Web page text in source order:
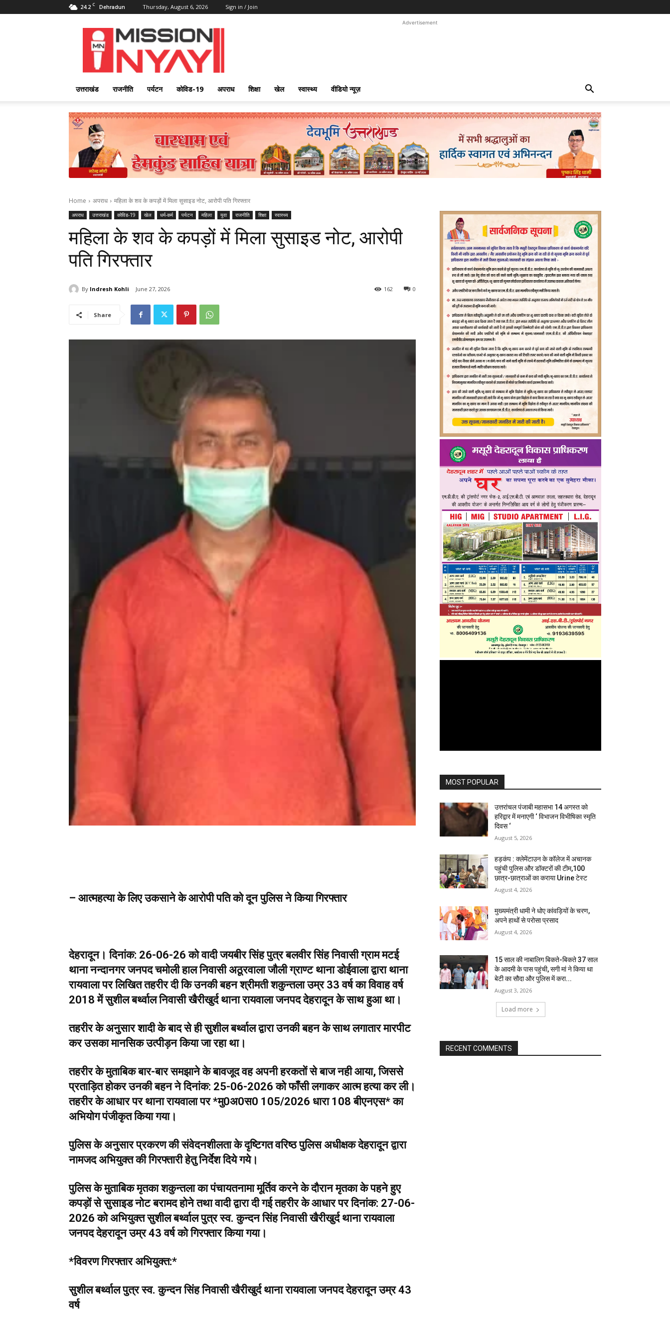
24.2 C Dehradun Thursday, August 6, 2026 Sign in / Join
Mission
Nyay
Advertisement
उत्तराखंड राजनीति पर्यटन कोविड-19 अपराध शिक्षा खेल स्वास्थ्य वीडियो न्यूज़
Home अपराध महिला के शव के कपड़ों में मिला सुसाइड नोट, आरोपी पति गिरफ्तार
अपराध उत्तराखंड कोविड-19 खेल धर्म-कर्म पर्यटन महिला युवा राजनीति शिक्षा स्वास्थ्य
महिला के शव के कपड़ों में मिला सुसाइड नोट, आरोपी
पति गिरफ्तार
By Indresh Kohli June 27, 2026 0
162
Share
– आत्महत्या के लिए उकसाने के आरोपी पति को दून पुलिस ने किया गिरफ्तार
देहरादून। दिनांक: 26-06-26 को वादी जयबीर सिंह पुत्र बलवीर सिंह निवासी ग्राम मटई
थाना नन्दानगर जनपद चमोली हाल निवासी अठूरवाला जौली ग्राण्ट थाना डोईवाला द्वारा थाना
रायवाला पर लिखित तहरीर दी कि उनकी बहन श्रीमती शकुन्तला उम्र 33 वर्ष का विवाह वर्ष
2018 में सुशील बर्थ्वाल निवासी खैरीखुर्द थाना रायवाला जनपद देहरादून के साथ हुआ था।
तहरीर के अनुसार शादी के बाद से ही सुशील बर्थ्वाल द्वारा उनकी बहन के साथ लगातार मारपीट
कर उसका मानसिक उत्पीड़न किया जा रहा था।
तहरीर के मुताबिक बार-बार समझाने के बावजूद वह अपनी हरकतों से बाज नही आया, जिससे
प्रताड़ित होकर उनकी बहन ने दिनांक: 25-06-2026 को फाँसी लगाकर आत्म हत्या कर ली।
तहरीर के आधार पर थाना रायवाला पर *मु0अ0स0 105/2026 धारा 108 बीएनएस* का
अभियोग पंजीकृत किया गया।
पुलिस के अनुसार प्रकरण की संवेदनशीलता के दृष्टिगत वरिष्ठ पुलिस अधीक्षक देहरादून द्वारा
नामजद अभियुक्त की गिरफ्तारी हेतु निर्देश दिये गये।
पुलिस के मुताबिक मृतका शकुन्तला का पंचायतनामा मूर्तिव करने के दौरान मृतका के पहने हुए
कपड़ों से सुसाइड नोट बरामद होने तथा वादी द्वारा दी गई तहरीर के आधार पर दिनांक: 27-06-
2026 को अभियुक्त सुशील बर्थ्वाल पुत्र स्व. कुन्दन सिंह निवासी खैरीखुर्द थाना रायवाला
जनपद देहरादून उम्र 43 वर्ष को गिरफ्तार किया गया।
*विवरण गिरफ्तार अभियुक्त:*
सुशील बर्थ्वाल पुत्र स्व. कुन्दन सिंह निवासी खैरीखुर्द थाना रायवाला जनपद देहरादून उम्र 43
वर्ष
MOST POPULAR
उत्तरांचल पंजाबी महासभा 14 अगस्त को
हरिद्वार में मनाएगी ‘ विभाजन विभीषिका स्मृति
दिवस ‘
August 5, 2026
हड़कंप : क्लेमेंटाउन के कॉलेज में अचानक
पहुंची पुलिस और डॉक्टरों की टीम,100
छात्र-छात्राओं का कराया Urine टेस्ट
August 4, 2026
मुख्यमंत्री धामी ने धोए कांवड़ियों के चरण,
अपने हाथों से परोसा प्रसाद
August 4, 2026
15 साल की नाबालिग बिकते-बिकते 37 साल
के आदमी के पास पहुंची, सगी मां ने किया था
बेटी का सौदा और पुलिस में करा...
August 3, 2026
Load more
RECENT COMMENTS